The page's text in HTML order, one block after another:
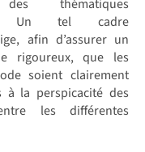
thématiques
Un tel cadre
afin d’assurer un
rigoureux, que les
soient clairement
à la perspicacité des
les différentes